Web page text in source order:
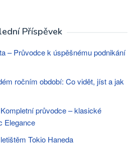
Příspěvek
– Průvodce k úspěšnému podnikání
ročním období: Co vidět, jíst a jak
průvodce – klasické
Elegance
Tokio Haneda